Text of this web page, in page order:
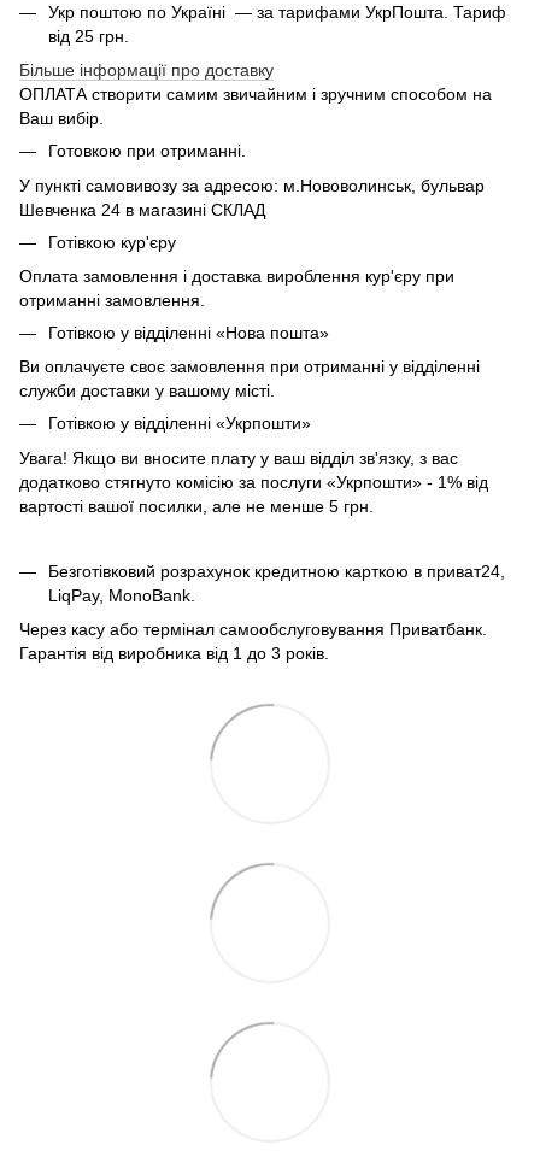
Укр поштою по Україні — за тарифами УкрПошта. Тариф
від 25 грн.
Більше інформації про доставку
ОПЛАТА створити самим звичайним і зручним способом на
Ваш вибір.
Готовкою при отриманні.
У пункті самовивозу за адресою: м.Нововолинськ, бульвар
Шевченка 24 в магазині СКЛАД
Готівкою кур'єру
Оплата замовлення і доставка вироблення кур'єру при
отриманні замовлення.
Готівкою у відділенні «Нова пошта»
Ви оплачуєте своє замовлення при отриманні у відділенні
служби доставки у вашому місті.
Готівкою у відділенні «Укрпошти»
Увага! Якщо ви вносите плату у ваш відділ зв'язку, з вас
додатково стягнуто комісію за послуги «Укрпошти» - 1% від
вартості вашої посилки, але не менше 5 грн.
Безготівковий розрахунок кредитною карткою в приват24,
LiqPay, MonoBank.
Через касу або термінал самообслуговування Приватбанк.
Гарантія від виробника від 1 до 3 років.